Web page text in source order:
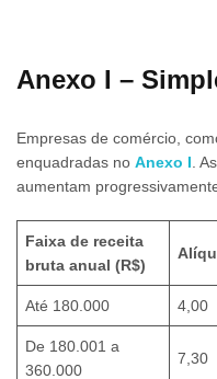
Anexo I –
Empresas de comércio,
enquadradas no Anexo I .
aumentam
Faixa de receita
bruta anual (R$)
Até 180.000 4,00
De 180.001 a
360.000
7,30